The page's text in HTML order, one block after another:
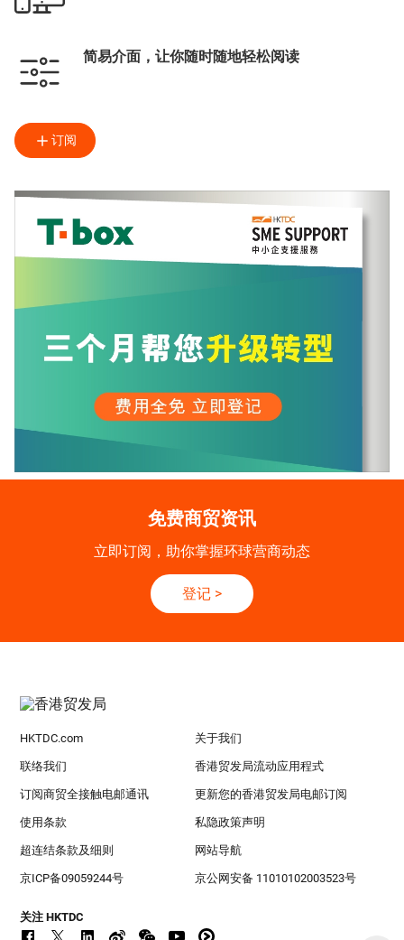
简易介面，让你随时随地轻松阅读
订阅
免费商贸资讯
立即订阅，助你掌握环球营商动态
登记 >
HKTDC.com 关于我们
联络我们 香港贸发局流动应用程式
订阅商贸全接触电邮通讯 更新您的香港贸发局电邮订阅
使用条款 私隐政策声明
超连结条款及细则 网站导航
京ICP备09059244号 京公网安备 11010102003523号
关注 HKTDC